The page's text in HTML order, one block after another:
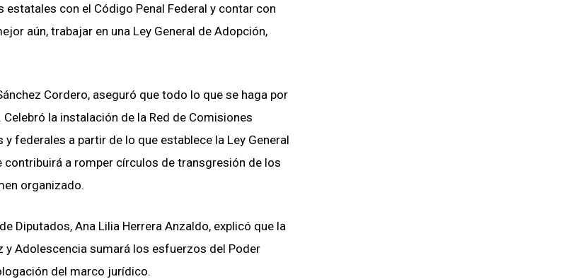
con el Código Penal Federal y contar con
aún, trabajar en una Ley General de Adopción,
Cordero, aseguró que todo lo que se haga por
la instalación de la Red de Comisiones
federales a partir de lo que establece la Ley General
contribuirá a romper círculos de transgresión de los
organizado.
Diputados, Ana Lilia Herrera Anzaldo, explicó que la
y Adolescencia sumará los esfuerzos del Poder
del marco jurídico.